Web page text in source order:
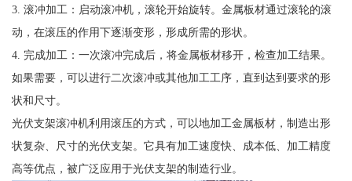
3. 滚冲加工：启动滚冲机，滚轮开始旋转。金属板材通过滚轮的滚
动，在滚压的作用下逐渐变形，形成所需的形状。
4. 完成加工：一次滚冲完成后，将金属板材移开，检查加工结果。
如果需要，可以进行二次滚冲或其他加工工序，直到达到要求的形
状和尺寸。
光伏支架滚冲机利用滚压的方式，可以地加工金属板材，制造出形
状复杂、尺寸的光伏支架。它具有加工速度快、成本低、加工精度
高等优点，被广泛应用于光伏支架的制造行业。